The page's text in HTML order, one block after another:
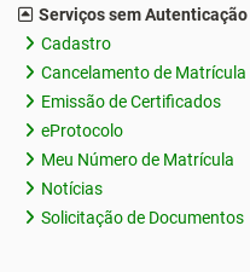
Serviços sem Autenticação
Cadastro
Cancelamento de Matrícula
Emissão de Certificados
eProtocolo
Meu Número de Matrícula
Notícias
Solicitação de Documentos